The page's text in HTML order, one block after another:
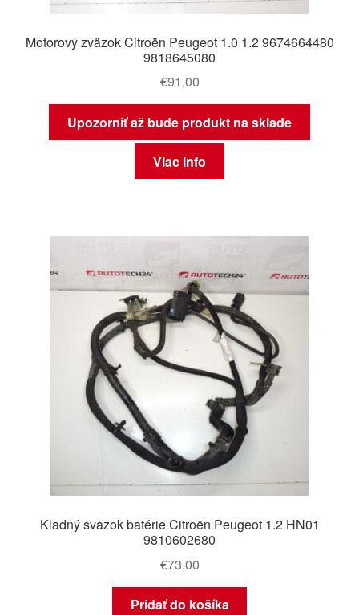
Motorový zväzok Citroën Peugeot 1.0 1.2 9674664480
9818645080
€91,00
Upozorniť až bude produkt na sklade
Viac info
Kladný svazok batérie Citroën Peugeot 1.2 HN01
9810602680
€73,00
Pridať do košíka